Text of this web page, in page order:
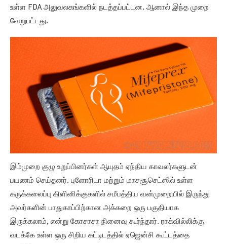
உள்ள FDA அலுவலகங்களில் நடத்தப்பட்டன. ஆனால் இந்த முறை
வேறுபட்டது.
இம்முறை குழு உறுப்பினர்கள் ஆயுதம் ஏந்திய காவலர்களுடன்
பயணம் செய்தனர். புளோரிடா மற்றும் மாசசூசெட்ஸில் உள்ள
கருக்கலைப்பு கிளினிக்குகளில் சமீபத்திய வன்முறையில் இருந்து
அவர்களின் பாதுகாப்பிற்கான அக்கறை ஒரு பகுதியாக
இருக்கலாம், என்று கோசாசா நினைவு கூர்ந்தார். ராக்வில்லிக்கு
வடக்கே உள்ள ஒரு சிறிய கட்டிடத்தில் ஏஜென்சி கூட்டத்தை